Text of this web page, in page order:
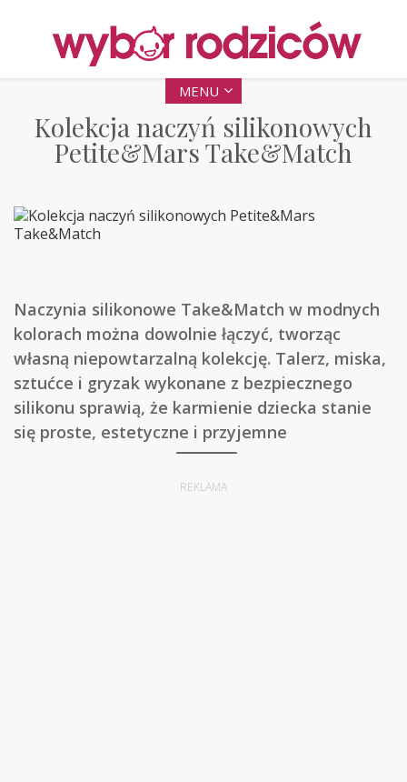
MENU
Kolekcja naczyń silikonowych
Petite&Mars Take&Match
Naczynia silikonowe Take&Match w modnych
kolorach można dowolnie łączyć, tworząc
własną niepowtarzalną kolekcję. Talerz, miska,
sztućce i gryzak wykonane z bezpiecznego
silikonu sprawią, że karmienie dziecka stanie
się proste, estetyczne i przyjemne
REKLAMA